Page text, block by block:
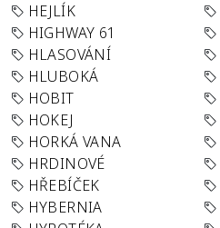
HEJLÍK
HIGHWAY 61
HLASOVÁNÍ
HLUBOKÁ
HOBIT
HOKEJ
HORKÁ VANA
HRDINOVÉ
HŘEBÍČEK
HYBERNIA